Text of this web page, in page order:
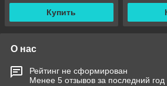
Купить
О нас
Рейтинг не сформирован
Менее 5 отзывов за последний год